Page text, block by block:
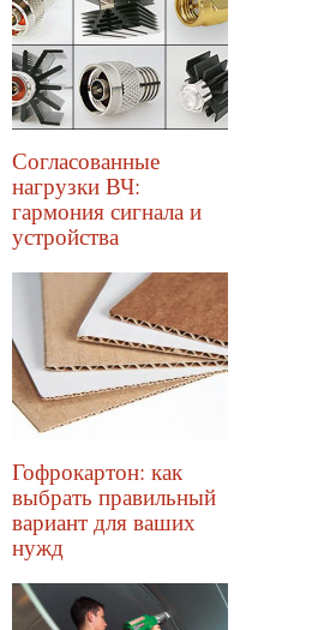
Согласованные
нагрузки ВЧ:
гармония сигнала и
устройства
Гофрокартон: как
выбрать правильный
вариант для ваших
нужд